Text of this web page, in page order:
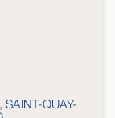
QUAY-